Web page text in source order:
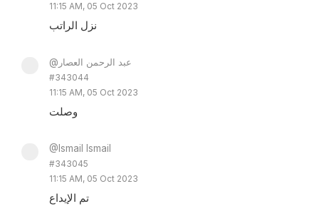
11:15 AM, 05 Oct 2023
نزل الراتب
@عبد الرحمن العصار
#343044
11:15 AM, 05 Oct 2023
وصلت
@Ismail Ismail
#343045
11:15 AM, 05 Oct 2023
تم الإيداع